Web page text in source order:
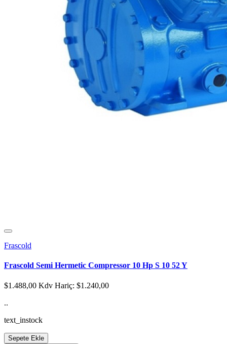
Frascold
Frascold Semi Hermetic Compressor 10 Hp S 10 52 Y
$1.488,00 Kdv Hariç: $1.240,00
..
text_instock
Sepete Ekle